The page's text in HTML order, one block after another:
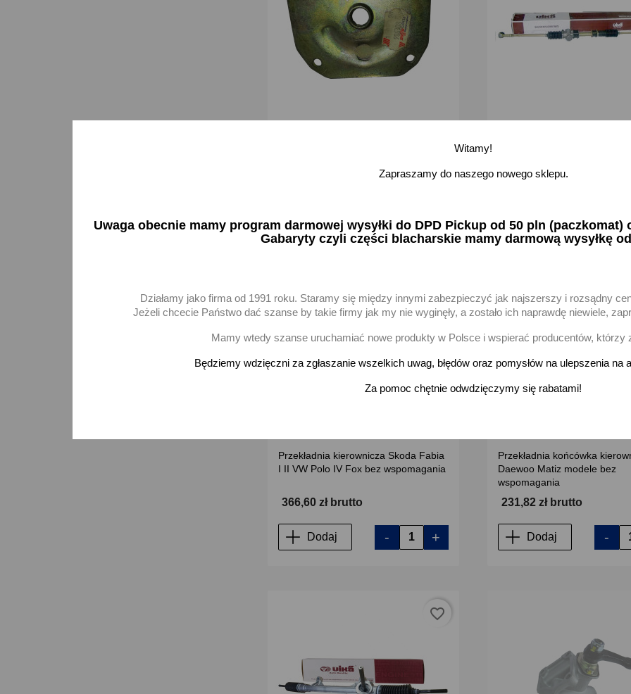
Przekładnia kierownicza Skoda Fabia
I II VW Polo IV Fox bez wspomagania
366,60 zł brutto
Dodaj - +
Przekładnia końcówka
Daewoo Matiz modele bez
wspomagania
231,82 zł brutto
Dodaj -
favorite_border
Witamy!
Zapraszamy do naszego nowego sklepu.
Uwaga obecnie mamy program darmowej wysyłki do DPD Pickup od 50 pln
Gabaryty czyli części blacharskie mamy darmową wysyłkę
Działamy jako firma od 1991 roku. Staramy się między innymi zabezpieczyć jak najszerszy i rozsądny
Jeżeli chcecie Państwo dać szanse by takie firmy jak my nie wyginęły, a zostało ich naprawdę niewiele,
Mamy wtedy szanse uruchamiać nowe produkty w Polsce i wspierać producentów, którzy
Będziemy wdzięczni za zgłaszanie wszelkich uwag, błędów oraz pomysłów na ulepszenia na
Za pomoc chętnie odwdzięczymy się rabatami!